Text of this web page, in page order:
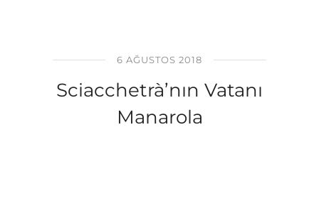
6 AĞUSTOS 2018
Sciacchetrà’nın Vatanı
Manarola